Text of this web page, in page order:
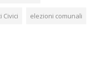
Civici elezioni comunali